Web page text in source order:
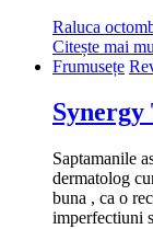
Raluca
Citește mai
Frumusețe
Saptamanile
dermatolog
buna , ca o
imperfectiuni